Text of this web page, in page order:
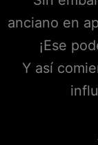
anciano en
¡Ese
Y así